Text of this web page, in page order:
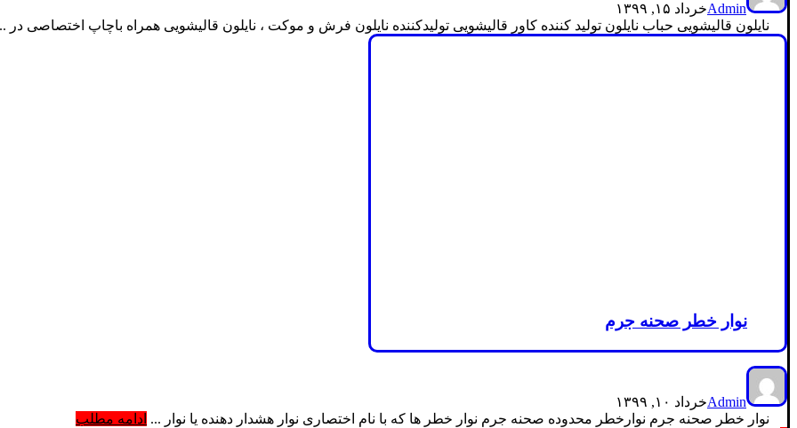
Adminخرداد ۱۵, ۱۳۹۹
نایلون قالیشویی حباب نایلون تولید کننده کاور قالیشویی تولیدکننده نایلون فرش و موکت ، نایلون قالیشویی همراه باچاپ اختصاصی در
نوار خطر صحنه جرم
Adminخرداد ۱۰, ۱۳۹۹
نوار خطر صحنه جرم نوارخطر محدوده صحنه جرم نوار خطر ها که با نام اختصاری نوار هشدار دهنده یا نوار ... ادامه مطلب